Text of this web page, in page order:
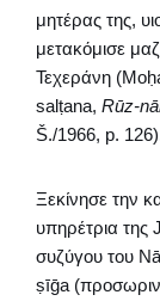
μητέρας της,
μετακόμισε
Τεχεράνη
salṭana, Rūz-
Š./1966, p.
Ξεκίνησε την
υπηρέτρια
συζύγου του
ṣīḡa